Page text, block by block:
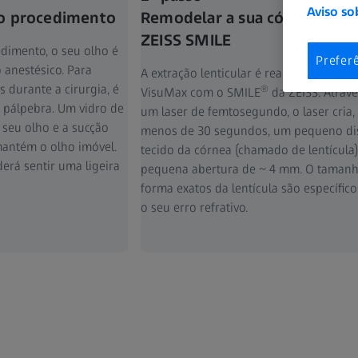
procedimento
o seu olho é
Para
durante a cirurgia, é
Um vidro de
olho e a sucção
o olho imóvel.
sentir uma ligeira
Remodelar a sua córnea com
ZEISS SMILE
A extração lenticular é realizada no ZEISS
VisuMax com o SMILE® da ZEISS.
um laser de femtosegundo, o laser cria,
menos de 30 segundos, um pequeno
tecido da córnea (chamado de
pequena abertura de ~ 4 mm. O
forma exatos da lentícula são
o seu erro refrativo.
Aviso